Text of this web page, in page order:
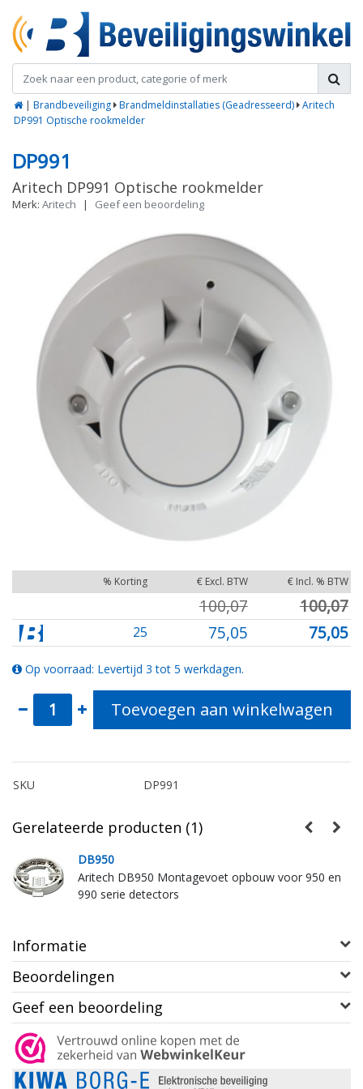
| Brandbeveiliging Brandmeldinstallaties (Geadresseerd) Aritech
DP991 Optische rookmelder
DP991
Aritech DP991 Optische rookmelder
Merk: Aritech | Geef een beoordeling
% Korting € Excl. BTW € Incl. % BTW
100,07 100,07
25 75,05 75,05
Op voorraad: Levertijd 3 tot 5 werkdagen.
Toevoegen aan winkelwagen
SKU DP991
Gerelateerde producten (1)
DB950
Aritech DB950 Montagevoet opbouw voor 950 en
990 serie detectors
Informatie
Beoordelingen
Geef een beoordeling